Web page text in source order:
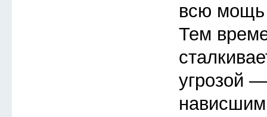
всю мощь
Тем
угрозой